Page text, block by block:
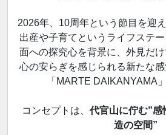
2026年、10周年という節目を迎
出産や子育てというライフステ
面への探究心を背景に、外見だ
心の安らぎを感じられる新たな
「MARTE DAIKANYAMA
コンセプトは、 代官山に佇む”感
造の空間”